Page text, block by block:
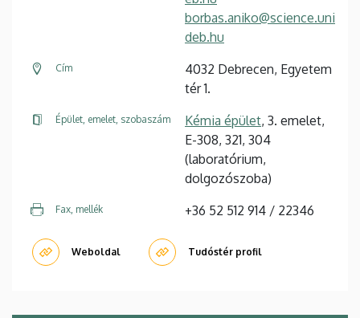
borbas.aniko@science.uni
deb.hu
Cím
4032 Debrecen, Egyetem
tér 1.
Épület, emelet, szobaszám Kémia épület, 3. emelet,
E-308, 321, 304
(laboratórium,
dolgozószoba)
Fax, mellék +36 52 512 914 / 22346
Weboldal Tudóstér profil